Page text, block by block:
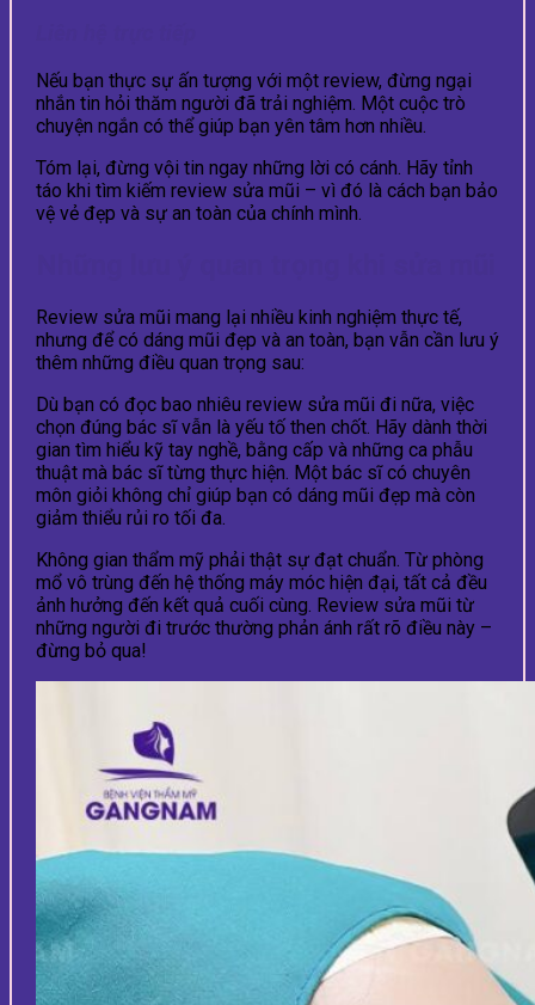
Nếu bạn thực sự ấn tượng với một review, đừng ngại
nhắn tin hỏi thăm người đã trải nghiệm. Một cuộc trò
chuyện ngắn có thể giúp bạn yên tâm hơn nhiều.
Tóm lại, đừng vội tin ngay những lời có cánh. Hãy tỉnh
táo khi tìm kiếm review sửa mũi – vì đó là cách bạn bảo
vệ vẻ đẹp và sự an toàn của chính mình.
Review sửa mũi mang lại nhiều kinh nghiệm thực tế,
nhưng để có dáng mũi đẹp và an toàn, bạn vẫn cần lưu ý
thêm những điều quan trọng sau:
Dù bạn có đọc bao nhiêu review sửa mũi đi nữa, việc
chọn đúng bác sĩ vẫn là yếu tố then chốt. Hãy dành thời
gian tìm hiểu kỹ tay nghề, bằng cấp và những ca phẫu
thuật mà bác sĩ từng thực hiện. Một bác sĩ có chuyên
môn giỏi không chỉ giúp bạn có dáng mũi đẹp mà còn
giảm thiểu rủi ro tối đa.
Không gian thẩm mỹ phải thật sự đạt chuẩn. Từ phòng
mổ vô trùng đến hệ thống máy móc hiện đại, tất cả đều
ảnh hưởng đến kết quả cuối cùng. Review sửa mũi từ
những người đi trước thường phản ánh rất rõ điều này –
đừng bỏ qua!